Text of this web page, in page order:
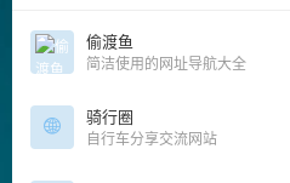
偷渡鱼
简洁使用的网址导航大全
骑行圈
自行车分享交流网站